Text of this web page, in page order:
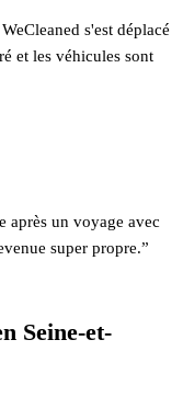
s'est déplacé
et les véhicules sont
après un voyage avec
super propre.”
Seine-et-